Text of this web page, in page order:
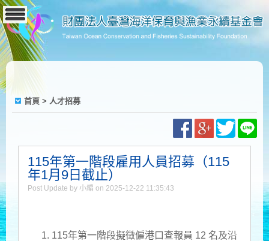
首頁 > 人才招募
115年第一階段雇用人員招募（115
年1月9日截止）
Post Update by 小編 on 2025-12-22 11:35:43
115年第一階段擬徵僱港口查報員 12 名及沿